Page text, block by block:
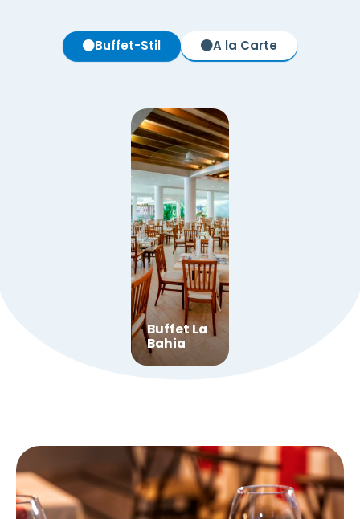
Buffet-Stil A la Carte
Buffet La
Bahia